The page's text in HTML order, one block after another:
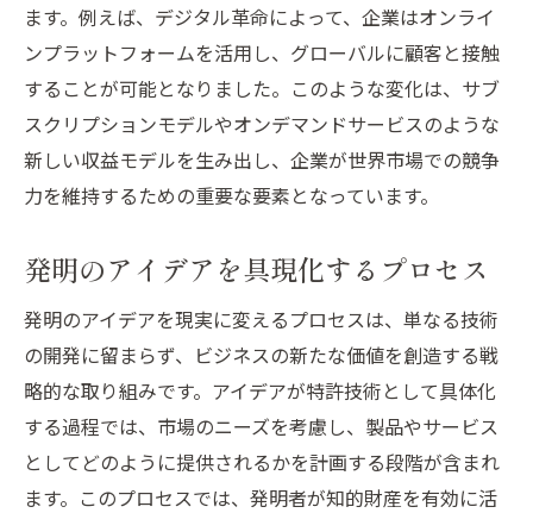
変革
グローバル市場における発明の展開手法
国際特許の取得とその重要性
市場参入戦略としての発明活用
異文化市場への発明の適応
の確立
発明がもたらす新しいビジネスチャンスとグロ
ーバル展開
新興市場における発明のチャンス
発明を活かした国際競争力強化
発明を通じた新しい市場ニーズの発見
ます。例えば、デジタル革命によって、企業はオンライ
ンプラットフォームを活用し、グローバルに顧客と接触
することが可能となりました。このような変化は、サブ
スクリプションモデルやオンデマンドサービスのような
新しい収益モデルを生み出し、企業が世界市場での競争
力を維持するための重要な要素となっています。
発明のアイデアを具現化するプロセス
発明のアイデアを現実に変えるプロセスは、単なる技術
の開発に留まらず、ビジネスの新たな価値を創造する戦
略的な取り組みです。アイデアが特許技術として具体化
する過程では、市場のニーズを考慮し、製品やサービス
としてどのように提供されるかを計画する段階が含まれ
ます。このプロセスでは、発明者が知的財産を有効に活